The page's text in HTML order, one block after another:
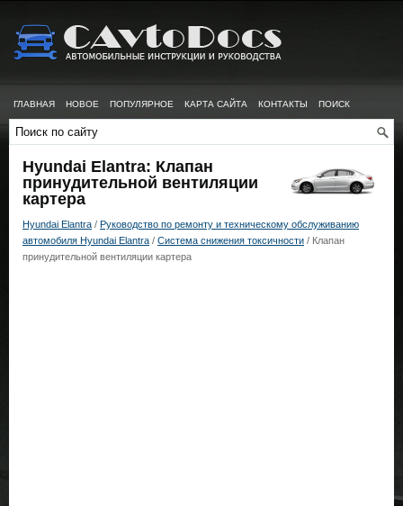
ГЛАВНАЯ НОВОЕ ПОПУЛЯРНОЕ КАРТА САЙТА КОНТАКТЫ ПОИСК
Hyundai Elantra: Клапан
принудительной вентиляции
картера
Hyundai Elantra / Руководство по ремонту и техническому обслуживанию
автомобиля Hyundai Elantra / Система снижения токсичности / Клапан
принудительной вентиляции картера